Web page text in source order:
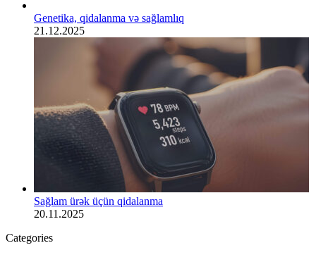
Genetika, qidalanma və sağlamlıq
21.12.2025
Sağlam ürək üçün qidalanma
20.11.2025
Categories